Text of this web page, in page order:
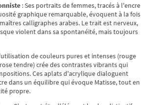
: Ses portraits de femmes, tracés à l'encre
graphique remarquable, évoquent à la fois
calligraphes arabes. Le trait est nerveux,
violent dans sa spontanéité, mais toujours
de couleurs pures et intenses (rouge
tendre) crée des contrastes vibrants qui
Ces aplats d'acrylique dialoguent
dans un équilibre qui évoque Matisse, tout en
propre.